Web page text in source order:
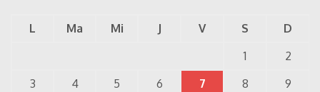
L Ma Mi J V S
D
1
2
3
4 5 6 7 8 9